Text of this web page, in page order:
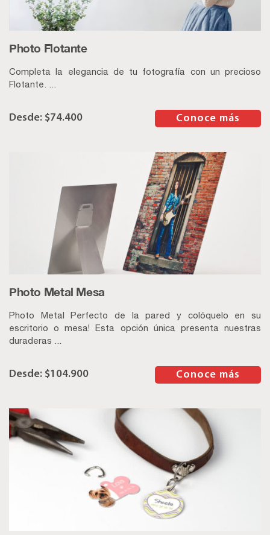
Photo Flotante
Completa la elegancia de tu fotografía con un precioso
Flotante. ...
$74.400 Conoce más
Photo Metal Mesa
Photo Metal Perfecto de la pared y colóquelo en su
escritorio o mesa! Esta opción única presenta nuestras
duraderas ...
$104.900 Conoce más